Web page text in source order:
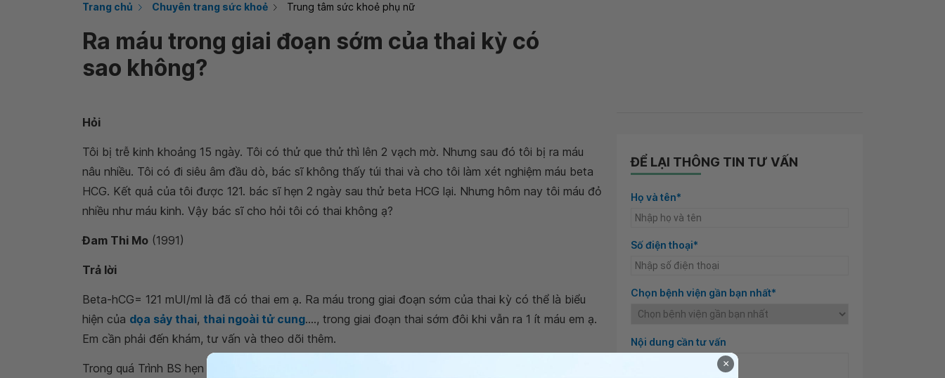
Trang chủ Chuyên trang sức khoẻ Trung tâm sức khoẻ phụ nữ
Ra máu trong giai đoạn sớm của thai kỳ có
sao không?
Hỏi
Tôi bị trễ kinh khoảng 15 ngày. Tôi có thử que thử thì lên 2 vạch mờ. Nhưng sau đó tôi bị ra máu
nâu nhiều. Tôi có đi siêu âm đầu dò, bác sĩ không thấy túi thai và cho tôi làm xét nghiệm máu beta
HCG. Kết quả của tôi được 121. bác sĩ hẹn 2 ngày sau thử beta HCG lại. Nhưng hôm nay tôi máu đỏ
nhiều như máu kinh. Vậy bác sĩ cho hỏi tôi có thai không ạ?
Đam Thi Mo (1991)
Trả lời
Beta-hCG= 121 mUI/ml là đã có thai em ạ. Ra máu trong giai đoạn sớm của thai kỳ có thể là biểu
hiện của dọa sảy thai, thai ngoài tử cung...., trong giai đoạn thai sớm đôi khi vẫn ra 1 ít máu em ạ.
Em cần phải đến khám, tư vấn và theo dõi thêm.
Trong quá Trình BS hẹn thử Beta-hCG, nếu đau bụng nhiều hay ra huyết dỏ tươi em nên tái khám
ĐỂ LẠI THÔNG TIN TƯ VẤN
Họ và tên*
Số điện thoại*
Chọn bệnh viện gần bạn nhất*
Nội dung cần tư vấn
×